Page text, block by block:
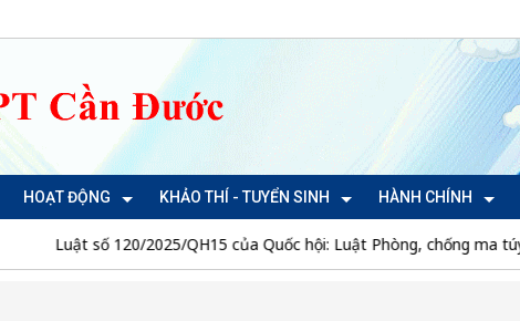
HOẠT ĐỘNG KHẢO THÍ - TUYỂN SINH HÀNH CHÍNH
số 120/2025/QH15 của Quốc hội: Luật Phòng, chống ma túy